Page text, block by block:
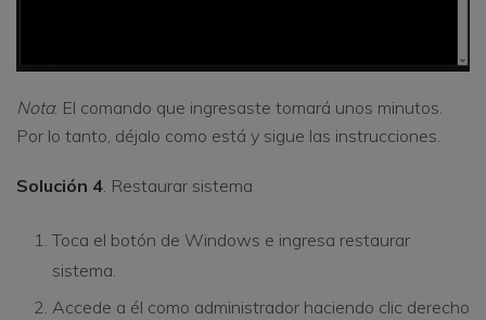
Nota: El comando que ingresaste tomará unos minutos.
Por lo tanto, déjalo como está y sigue las instrucciones.
Solución 4. Restaurar sistema
Toca el botón de Windows e ingresa restaurar
sistema.
Accede a él como administrador haciendo clic derecho